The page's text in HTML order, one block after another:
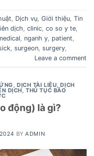
Dịch vụ Giới thiệu Tin
dịch clinic co so y te
nganh y patient
surgeon surgery
Leave a comment
, DỊCH TÀI LIỆU,DỊCH
DỊCH,THỦ TỤC BÃO
động) là gì?
BYADMIN